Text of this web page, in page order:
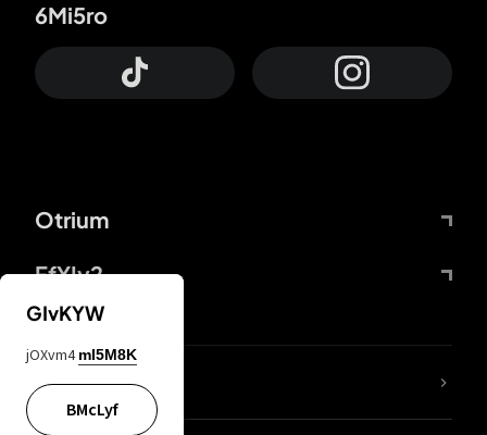
Otrium
FfYIy2
6Mi5ro
Lj7sBL
GIvKYW
jOXvm4 mI5M8K
BMcLyf